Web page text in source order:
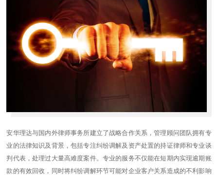
安华理达与国内外律师事务所建立了战略合作关系，管理顾问团队拥有专
业的法律知识及背景，包括专注纠纷调解及资产处置的持证律师和专业谈
判代表，处理过大量高难度案件。专业的服务不仅能在短期内实现逾期账
款的有效回收，同时将纠纷调解环节可能对企业客户关系造成的不利影响